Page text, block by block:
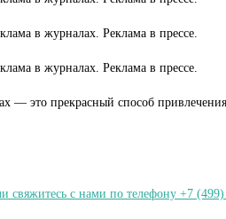
— это прекрасный способ
свяжитесь с нами по телефону +7